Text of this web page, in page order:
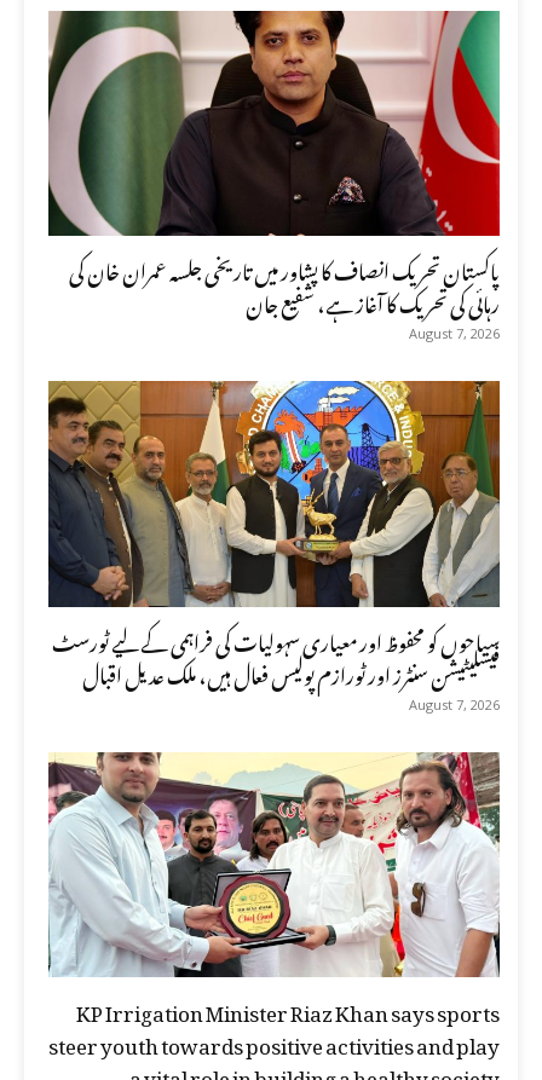
پاکستان تحریک انصاف کا پشاور میں تاریخی جلسہ عمران خان کی
رہائی کی تحریک کا آغاز ہے، شفیع جان
August 7, 2026
سیاحوں کو محفوظ اور معیاری سہولیات کی فراہمی کے لیے ٹورسٹ
فیسلیٹیشن سنٹرز اور ٹورازم پولیس فعال ہیں، ملک عدیل اقبال
August 7, 2026
KP Irrigation Minister Riaz Khan says sports
steer youth towards positive activities and play